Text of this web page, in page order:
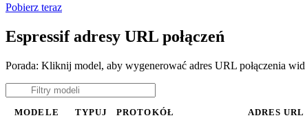
Pobierz teraz
Espressif adresy URL połączeń
Porada: Kliknij model, aby wygenerować adres URL połączenia
MODELE TYPUJ PROTOKÓŁ ADRES URL